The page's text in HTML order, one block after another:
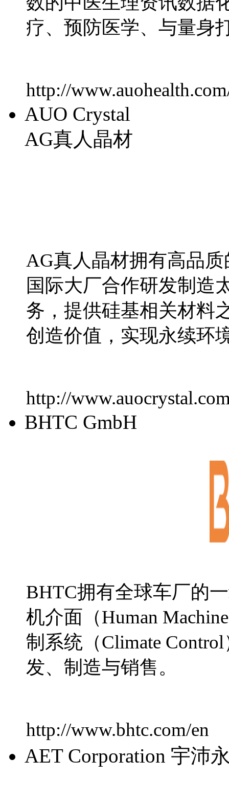
疗、预防医学、与量身
http://
AUO Crystal
AG真人晶材
AG真人晶材拥有高品
国际大厂合作研发制造
务，提供硅基相关材料
创造价值，实现永续环
http://
BHTC GmbH
BHTC拥有全球车厂的
机介面（Human
制系统（Climate
发、制造与销售。
http://www.bhtc.com/en
AET Corporation 宇沛